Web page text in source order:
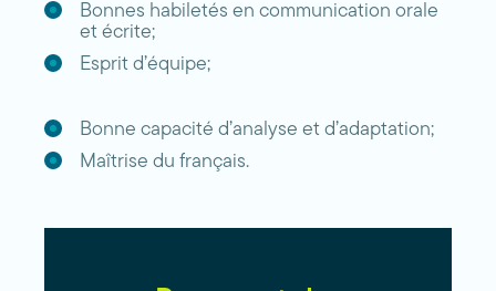
Bonnes habiletés en communication orale
et écrite;
Esprit d’équipe;
Bonne capacité d’analyse et d’adaptation;
Maîtrise du français.